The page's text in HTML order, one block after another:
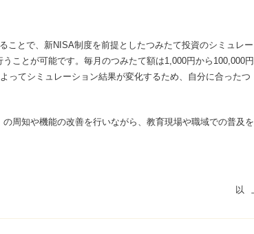
とで、新NISA制度を前提としたつみたて投資のシミュレー
ことが可能です。毎月のつみたて額は1,000円から100,000円
ってシミュレーション結果が変化するため、自分に合ったつ
周知や機能の改善を行いながら、教育現場や職域での普及を